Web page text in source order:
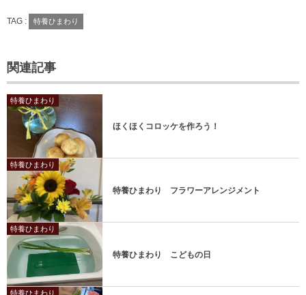
TAG : 特養ひまわり
関連記事
特養ひまわり
ほくほくコロッケを作ろう！
特養ひまわり
特養ひまわり フラワーアレンジメント
特養ひまわり
特養ひまわり こどもの日
特養ひまわり